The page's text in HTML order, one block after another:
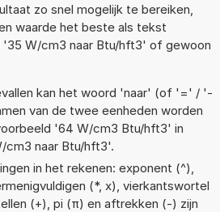
zo snel mogelijk te bereiken,
waarde het beste als tekst
'35 W/cm3 naar Btu/hft3' of gewoon
kan het woord 'naar' (of '=' / '-
van de twee eenheden worden
'64 W/cm3 Btu/hft3' in
cm3 naar Btu/hft3'.
in het rekenen: exponent (^),
(*, x), vierkantswortel
(+), pi (π) en aftrekken (-) zijn